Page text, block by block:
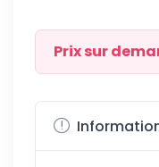
Prix sur